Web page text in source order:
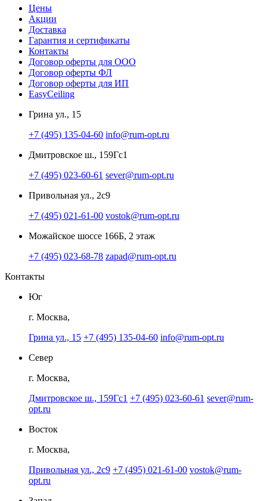
Цены
Акции
Доставка
Гарантия и сертификаты
Контакты
Договор оферты для ООО
Договор оферты ФЛ
Договор оферты для ИП
EasyCeiling
Грина ул., 15
+7 (495) 135-04-60 info@rum-opt.ru
Дмитровское ш., 159Гс1
+7 (495) 023-60-61 sever@rum-opt.ru
Привольная ул., 2с9
+7 (495) 021-61-00 vostok@rum-opt.ru
Можайское шоссе 166Б, 2 этаж
+7 (495) 023-68-78 zapad@rum-opt.ru
Контакты
Юг
г. Москва,
Грина ул., 15 +7 (495) 135-04-60 info@rum-opt.ru
Север
г. Москва,
Дмитровское ш., 159Гс1 +7 (495) 023-60-61 sever@rum-
opt.ru
Восток
г. Москва,
Привольная ул., 2с9 +7 (495) 021-61-00 vostok@rum-
opt.ru